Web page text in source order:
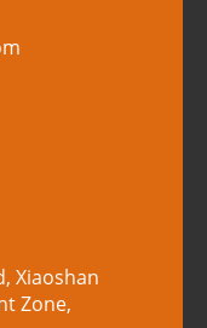
Xiaoshan
Zone,